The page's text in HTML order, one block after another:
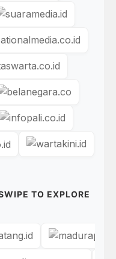
TO EXPLORE